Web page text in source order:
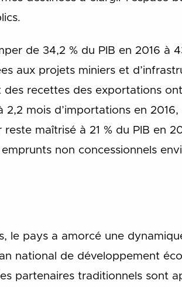
de 34,2 % du PIB en 2016 à
aux projets miniers et
recettes des exportations
2,2 mois d’importations en
maîtrisé à 21 % du PIB en
non concessionnels
le pays a amorcé une
national de développement
partenaires traditionnels sont